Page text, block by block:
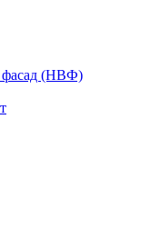
фасад (НВФ)